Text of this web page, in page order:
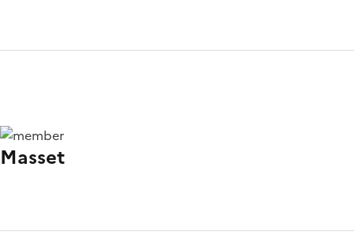
Masset